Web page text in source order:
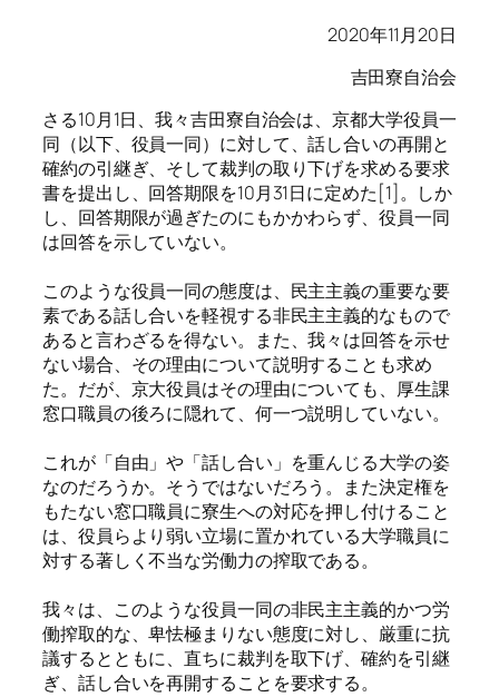
2020年11月20日
吉田寮自治会
さる10月1日、我々吉田寮自治会は、京都大学役員一
同（以下、役員一同）に対して、話し合いの再開と
確約の引継ぎ、そして裁判の取り下げを求める要求
書を提出し、回答期限を10月31日に定めた[1]。しか
し、回答期限が過ぎたのにもかかわらず、役員一同
は回答を示していない。
このような役員一同の態度は、民主主義の重要な要
素である話し合いを軽視する非民主主義的なもので
あると言わざるを得ない。また、我々は回答を示せ
ない場合、その理由について説明することも求め
た。だが、京大役員はその理由についても、厚生課
窓口職員の後ろに隠れて、何一つ説明していない。
これが「自由」や「話し合い」を重んじる大学の姿
なのだろうか。そうではないだろう。また決定権を
もたない窓口職員に寮生への対応を押し付けること
は、役員らより弱い立場に置かれている大学職員に
対する著しく不当な労働力の搾取である。
我々は、このような役員一同の非民主主義的かつ労
働搾取的な、卑怯極まりない態度に対し、厳重に抗
議するとともに、直ちに裁判を取下げ、確約を引継
ぎ、話し合いを再開することを要求する。